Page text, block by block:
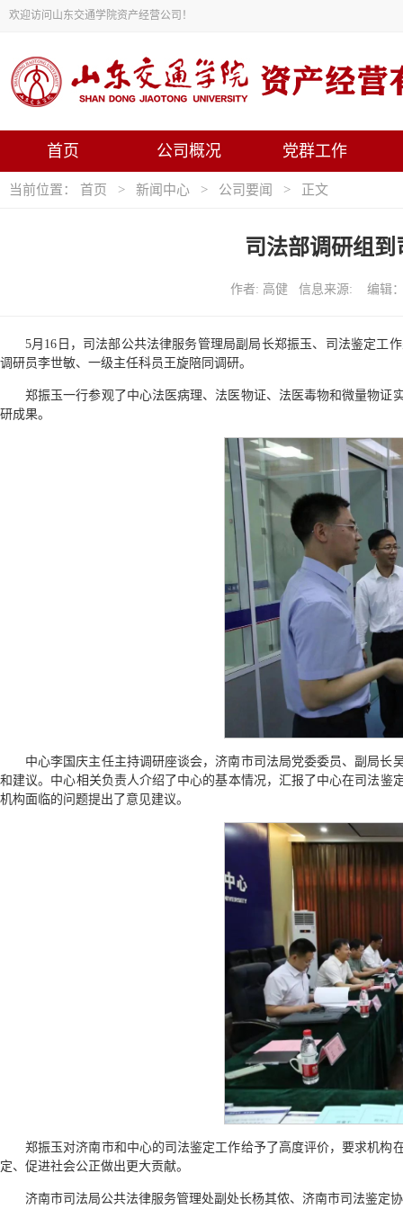
欢迎访问山东交通学院资产经营公司！
首页 公司概况 党群工作
当前位置： 首页 > 新闻中心 > 公司要闻 > 正文
司法部调研组
作者: 高健 信息来源: 编辑
5月16日，司法部公共法律服务管理局副局长郑振玉、司法鉴定工
调研员李世敏、一级主任科员王旋陪同调研。
郑振玉一行参观了中心法医病理、法医物证、法医毒物和微量物
研成果。
中心李国庆主任主持调研座谈会，济南市司法局党委委员、副局
和建议。中心相关负责人介绍了中心的基本情况，汇报了中心在司法
机构面临的问题提出了意见建议。
郑振玉对济南市和中心的司法鉴定工作给予了高度评价，要求机
定、促进社会公正做出更大贡献。
济南市司法局公共法律服务管理处副处长杨其侬、济南市司法鉴定